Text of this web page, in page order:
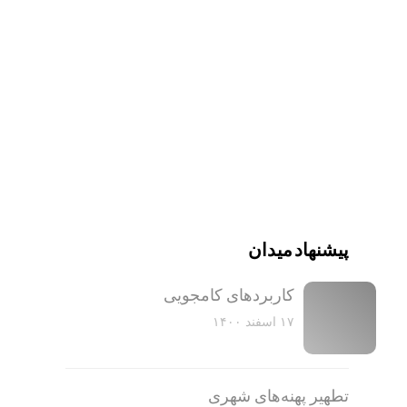
پیشنهاد میدان
کاربرد‌های کامجویی
۱۷ اسفند ۱۴۰۰
تطهیر پهنه‌های شهری